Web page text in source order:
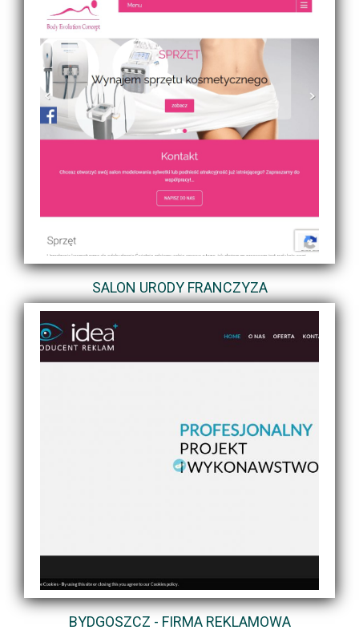
SALON URODY FRANCZYZA
BYDGOSZCZ - FIRMA REKLAMOWA